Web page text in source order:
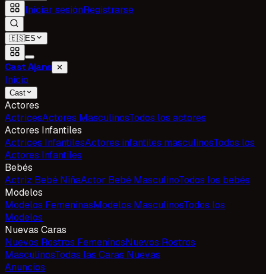
Iniciar sesiónRegistrarse
🇪🇸ES
Cast Ajans ✕
Inicio
Cast
Actores
ActricesActores MasculinosTodos los actores
Actores Infantiles
Actrices InfantilesActores infantiles masculinosTodos los
Actores Infantiles
Bebés
Actriz Bebé NiñaActor Bebé MasculinoTodos los bebés
Modelos
Modelos FemeninasModelos MasculinosTodos los
Modelos
Nuevas Caras
Nuevos Rostros FemeninosNuevos Rostros
MasculinosTodas las Caras Nuevas
Anuncios